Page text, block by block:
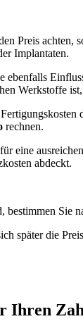
Preis achten,
Implantaten.
ebenfalls
Werkstoffe
rechnen.
eine
abdeckt.
später die
Ihren